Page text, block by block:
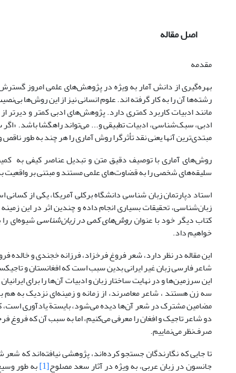
اصل مقاله
مقدمه
بهره‌گیری از دانش آمار به ویژه در پژوهش‌های علمی امروز
رشته‌ها آن را به کار گرفته اند. علوم انسانی نیز از این روش‌ها
مانند ادبیات کاربرد کمتری دارد. پژوهش‌های ادبی کمتر و
ادبی، سبک‌شناسی، ادبیات تطبیقی و... می‌تواند راهگشا باشد. «اگر
مبتدی‌ترین آنها یعنی نقد تأثرگرا روش آماری را هر چند به طور ناقص و غیر
روش‌های آماری با توصیف دقیق متن و تبدیل عناصر کیفی به
سلیقه‌های شخصی را به قضاوت‌های علمی مستند و مبتنی بر
کتاب دیگر خود با عنوانروش‌های کمی در زبان‌شناسیشیوه‌ای
خواهیم داد.
این مقاله در نظر دارد، شعر فروغ فرخزاد، فرزانه خجندی و خالده
شاعر فارسی زبان غیر ایرانی بدین سبب است که افغانستان و
این سرزمین‌ها و در نهایت ساختار زبان و ادبیات آن‌ها را برای
سه زن هستند ، شاعر معاصرند، از زمانه و زمینه‌ای نزدیک به
مضامین مشترک در شعر آن‌ها دیده می‌شود، بایستة یادآوری است،
دو شاعر تاجیک و افغان را معرفی می‌کنیم، اما به سبب آن که فروغ
صرف‌نظر می‌نماییم.
تا جایی که نگارندگان جستجو کرده‌اند، پژوهشی نیافته‌اند که
جانسون در زبان عربی، به ویژه در آثار سعد مصلوح[1] به طور